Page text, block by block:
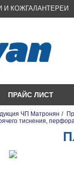
И КОЖГАЛАНТЕРЕИ
ПРАЙС ЛИСТ
ЧП Матронян /
тиснения,